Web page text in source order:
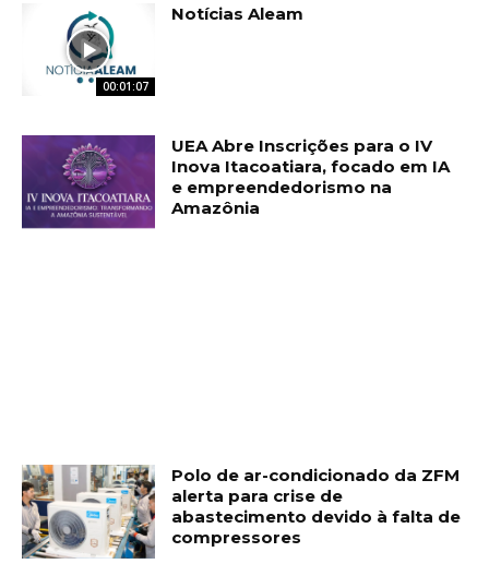
00:01:07
Notícias Aleam
UEA Abre Inscrições para o IV
Inova Itacoatiara, focado em IA
e empreendedorismo na
Amazônia
Polo de ar-condicionado da ZFM
alerta para crise de
abastecimento devido à falta de
compressores